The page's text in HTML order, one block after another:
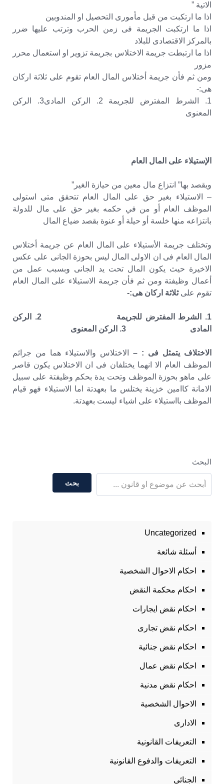
الاتية ”
اذا ما ارتكبت من قبل مأمورى التحصيل او المندوبين
اذا ما ارتكبت الجريمة فى زمن الحرب وترتب عليها ضرر
بالمركز الاقتصادى للبلاد
اذا ما ارتبطت جريمة الاختلاس بجريمة تزوير او استعمال محرر
مزور
ومن ثم فأن جريمة أختلاس المال العام تقوم على ثلاثة اركان
هى:-
1. الشرط المفترض للجريمة 2. الركن المادى3. الركن
المعنوى
الإستيلاء على المال العام
ويقصد بها” انتزاع مال معين من حيازة الغير”
– الاستيلاء بغير حق على المال العام تتحقق متى استولى
الموظف العام أو من في حكمه بغير حق على مال للدولة
بانتزاعه منها خلسة أو حيلة أو عنوة بقصد ضياع المال
وتختلف جريمة الأستيلاء على المال العام عن جريمة أختلاس
المال العام فى ان الاولى المال ليس بحوزة الجانى على عكس
الاخيرة حيث يكون المال تحت يد الجانى وبسبب عمل من
أعمال وظيفتة ومن ثم فأن جريمة الاستيلاء على المال العام
تقوم علىثلاثة اركان هى:-
1. الشرط المفترض للجريمة 2. الركن
المادى 3. الركن المعنوى
الاختلاف يتمثل فى : – الاختلاس والاستيلاء هما من جرائم
الموظف العام الا انهما يختلفان فى ان الاختلاس يكون قاصر
على ماهو بحوزة الموظف وتحت يدة بحكم وظيفتة على سبيل
الامانة كاامين خزينة يختلس ما بعهدتة اما الاستيلاء فهو قيام
الموظف بااستيلاء على اشياء ليست بعهدتة.
البحث
بحث
Uncategorized
أسئلة شائعة
احكام الاحوال الشخصية
احكام محكمة النقض
احكام نقض ايجارات
احكام نقض تجارى
احكام نقض جنائية
احكام نقض عمال
احكام نقض مدنية
الاحوال الشخصية
الادارى
التعريفات القانونية
التعريفات والدفوع القانونية
الجنائى